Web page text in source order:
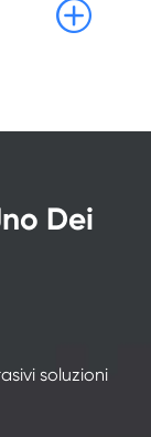

Dei
soluzioni